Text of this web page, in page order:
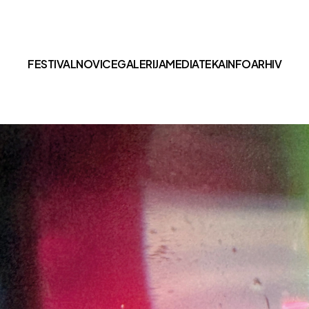
FESTIVALNOVICEGALERIJAMEDIATEKAINFOARHIV